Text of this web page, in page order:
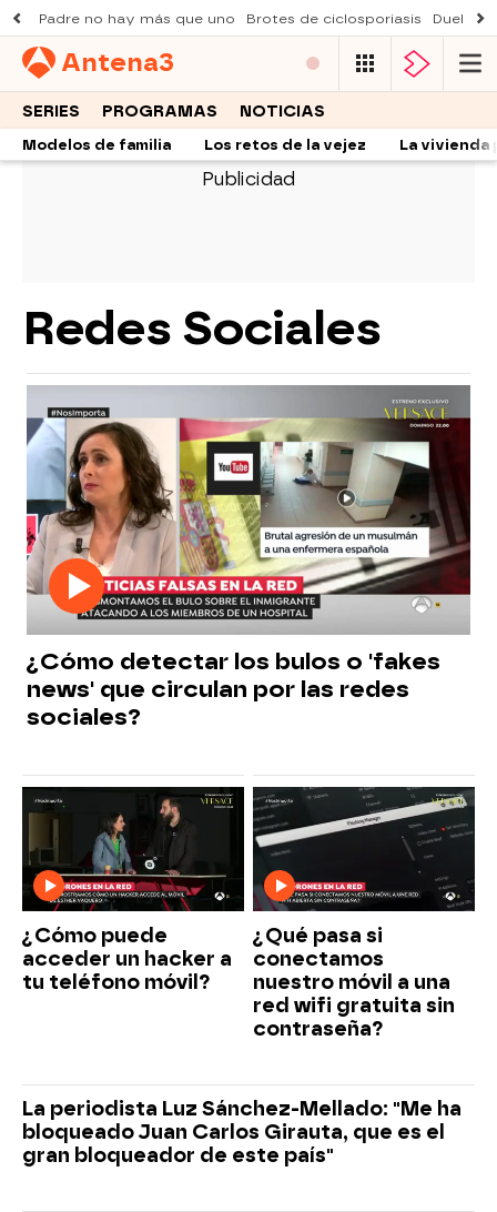
Padre no hay más que uno Brotes de ciclosporiasis Duelo
Antena3
SERIES PROGRAMAS NOTICIAS
Modelos de familia Los retos de la vejez La vivienda
Redes Sociales
¿Cómo detectar los bulos o 'fakes
news' que circulan por las redes
sociales?
¿Cómo puede
acceder un hacker a
tu teléfono móvil?
¿Qué pasa si
conectamos
nuestro móvil a una
red wifi gratuita sin
contraseña?
La periodista Luz Sánchez-Mellado: "Me ha
bloqueado Juan Carlos Girauta, que es el
gran bloqueador de este país"